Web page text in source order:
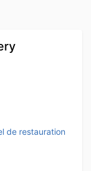
de restauration